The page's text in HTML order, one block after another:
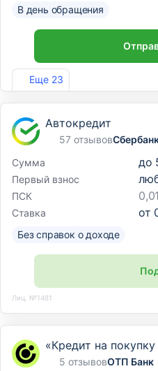
Еще 23
В день обращения
Лиц. №963
Автокредит
57 отзывов
Сумма
до
Первый взнос
ПСК
Ставка от
Без справок о доходе
Лиц. №1481
«Кредит на
5 отзывовОТП Банк